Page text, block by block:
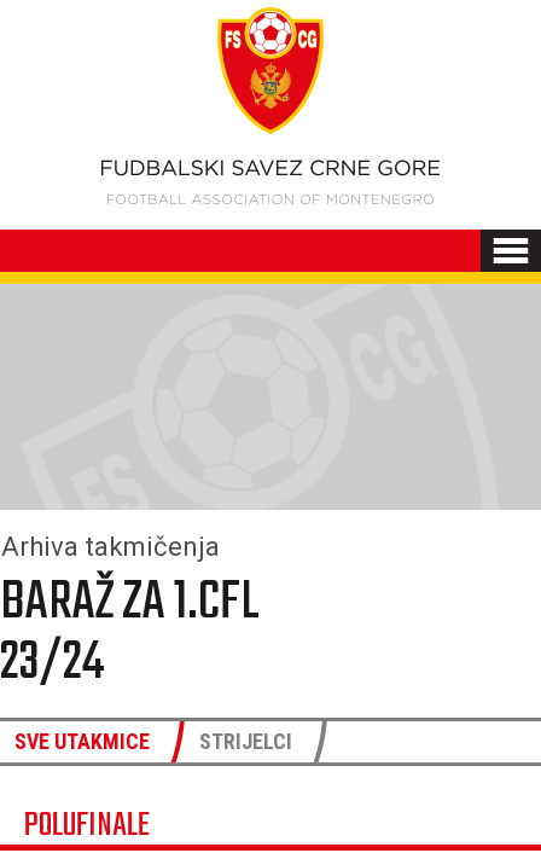
Arhiva takmičenja
BARAŽ ZA 1.CFL
23/24
SVE UTAKMICE STRIJELCI
POLUFINALE